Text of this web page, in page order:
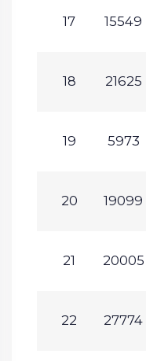
17 15549
18 21625
19 5973
20 19099
21 20005
22 27774